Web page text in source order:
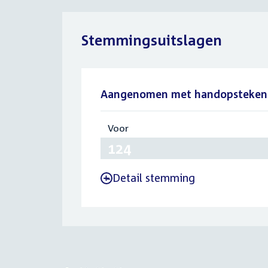
Stemmingsuitslagen
Aangenomen met handopsteken
Voor
124
- Detail stemming